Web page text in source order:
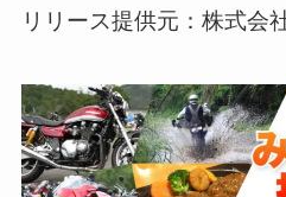
リリース提供元：株式会